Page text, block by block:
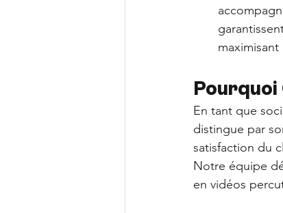
Pourquoi
En tant que
distingue par
satisfaction du
Notre équipe
en vidéos